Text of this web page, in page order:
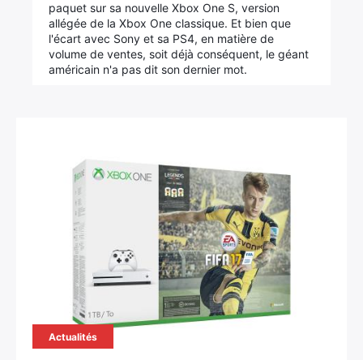
paquet sur sa nouvelle Xbox One S, version
allégée de la Xbox One classique. Et bien que
l'écart avec Sony et sa PS4, en matière de
volume de ventes, soit déjà conséquent, le géant
américain n'a pas dit son dernier mot.
Actualités